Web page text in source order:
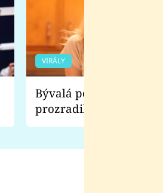
VIRÁLY
Bývalá pornoherečka
prozradila, co ji
natáčení Euforie.